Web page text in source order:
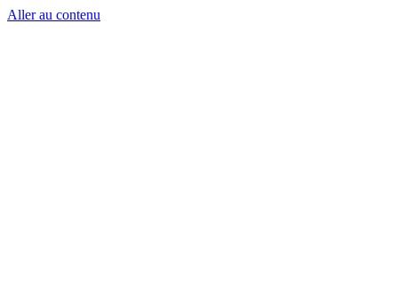
Aller au contenu